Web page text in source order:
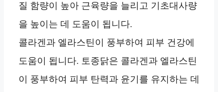
질 함량이 높아 근육량을 늘리고 기초대사량
을 높이는 데 도움이 됩니다.
콜라겐과 엘라스틴이 풍부하여 피부 건강에
도움이 됩니다. 토종닭은 콜라겐과 엘라스틴
이 풍부하여 피부 탄력과 윤기를 유지하는 데